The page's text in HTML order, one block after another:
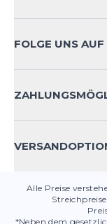
KONTAKT
FOLGE UNS
Alle Preise
*Neben dem